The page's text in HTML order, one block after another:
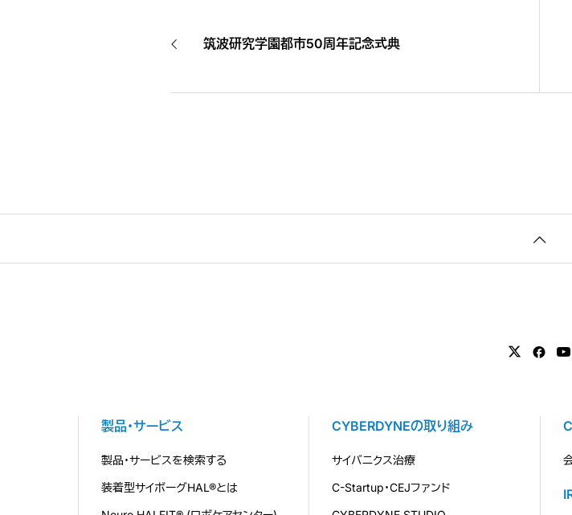
筑波研究学園都市50周年記念式典
製品・サービス
製品・サービスを検索する
装着型サイボーグHAL®とは
CYBERDYNEの取り組み
サイバニクス治療
C-Startup・CEJファンド